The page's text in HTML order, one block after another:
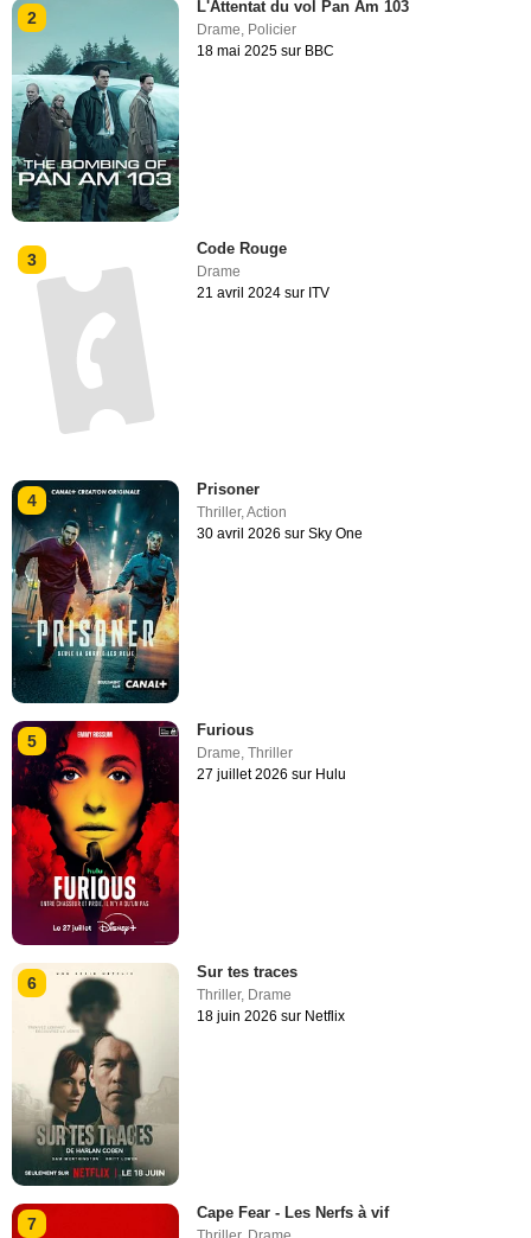
2
L'Attentat du vol Pan Am 103
Drame, Policier
18 mai 2025 sur BBC
3
Code Rouge
Drame
21 avril 2024 sur ITV
4
Prisoner
Thriller,Action
30 avril 2026 sur Sky One
5
Furious
Drame,Thriller
27 juillet 2026 sur Hulu
6
Sur tes traces
Thriller, Drame
18 juin 2026 sur Netflix
7
Cape Fear - Les Nerfs à vif